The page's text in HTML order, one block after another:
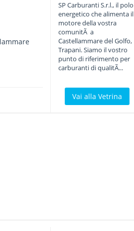
SP Carburanti S.r.l., il polo
energetico che alimenta il
motore della vostra
comunitÃ a
Castellammare del Golfo,
Trapani. Siamo il vostro
punto di riferimento per
carburanti di qualitÃ...
Vai alla Vetrina